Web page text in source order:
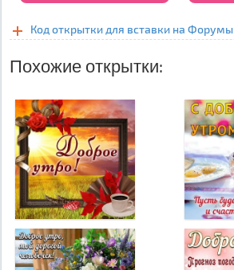
Код открытки для вставки на Форумы
Похожие открытки: